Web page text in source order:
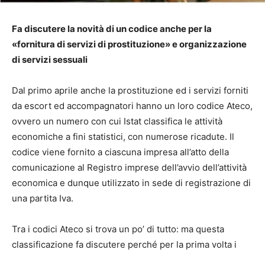
Fa discutere la novità di un codice anche per la
«fornitura di servizi di prostituzione» e organizzazione
di servizi sessuali
Dal primo aprile anche la prostituzione ed i servizi forniti
da escort ed accompagnatori hanno un loro codice Ateco,
ovvero un numero con cui Istat classifica le attività
economiche a fini statistici, con numerose ricadute. Il
codice viene fornito a ciascuna impresa all’atto della
comunicazione al Registro imprese dell’avvio dell’attività
economica e dunque utilizzato in sede di registrazione di
una partita Iva.
Tra i codici Ateco si trova un po’ di tutto: ma questa
classificazione fa discutere perché per la prima volta i